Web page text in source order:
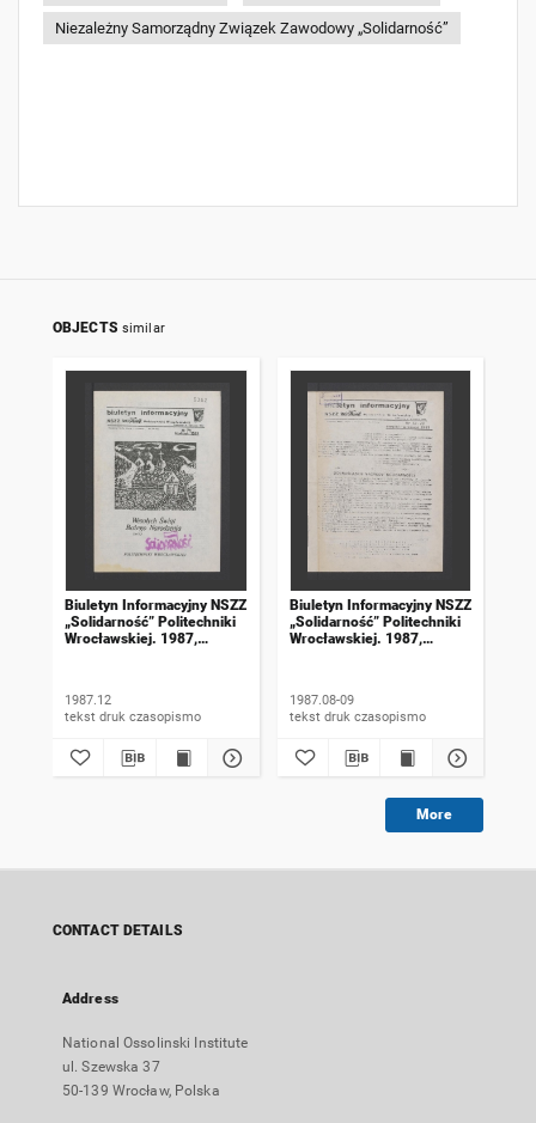
Niezależny Samorządny Związek Zawodowy „Solidarność”
OBJECTS similar
Biuletyn Informacyjny NSZZ
„Solidarność” Politechniki
Wrocławskiej. 1987,
1987.12
tekst druk czasopismo
Biuletyn Informacyjny NSZZ
„Solidarność” Politechniki
Wrocławskiej. 1987,
1987.08-09
tekst druk czasopismo
More
CONTACT DETAILS
Address
National Ossolinski Institute
ul. Szewska 37
50-139 Wrocław, Polska